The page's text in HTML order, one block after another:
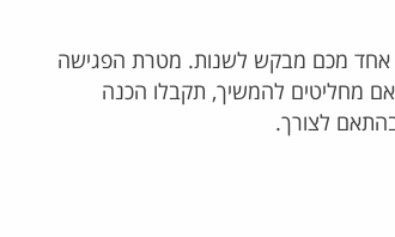
ללא כיוון
פעולה
אחד מכם מבקש לשנות. מטרת הפגישה
מחליטים להמשיך, תקבלו הכנה
לצורך.